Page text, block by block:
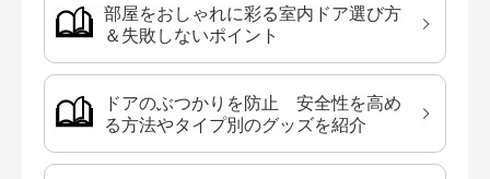
部屋をおしゃれに彩る室内ドア選び方
＆失敗しないポイント
ドアのぶつかりを防止 安全性を高め
る方法やタイプ別のグッズを紹介